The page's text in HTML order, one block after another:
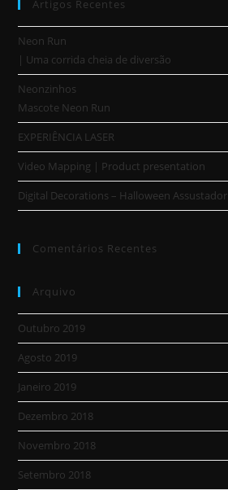
Artigos Recentes
Neon Run
| Uma corrida cheia de diversão
Neonzinhos
Mascote Neon Run
EXPERIÊNCIA LASER
Video Mapping | Product presentation
Digital Decorations – Halloween Assustador
Comentários Recentes
Arquivo
Outubro 2019
Agosto 2019
Janeiro 2019
Dezembro 2018
Novembro 2018
Setembro 2018